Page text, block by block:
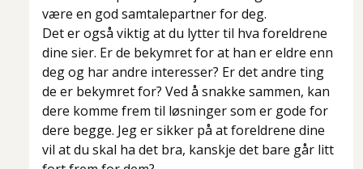
være en god samtalepartner for deg.
Det er også viktig at du lytter til hva foreldrene
dine sier. Er de bekymret for at han er eldre enn
deg og har andre interesser? Er det andre ting
de er bekymret for? Ved å snakke sammen, kan
dere komme frem til løsninger som er gode for
dere begge. Jeg er sikker på at foreldrene dine
vil at du skal ha det bra, kanskje det bare går litt